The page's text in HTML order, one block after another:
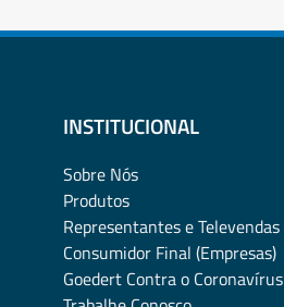
INSTITUCIONAL
Sobre Nós
Produtos
Representantes e Televendas
Consumidor Final (Empresas)
Goedert Contra o Coronavírus